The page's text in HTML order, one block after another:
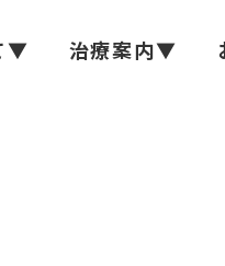
▼ 治療案内▼